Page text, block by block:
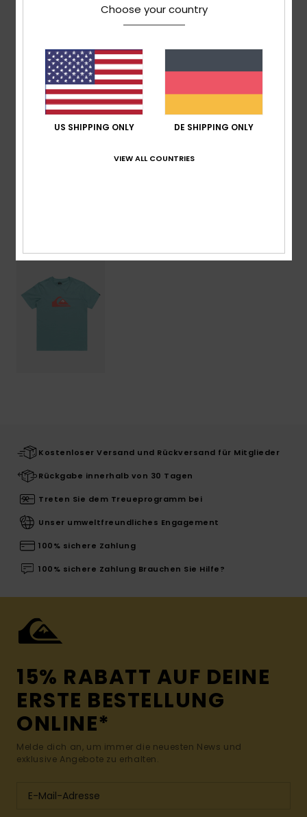
Hals:Rundhalsausschnitt
Logo:Quiksilver-Logodruck auf der Brust
Gewebtes Quiksilver Label am Ärmel
Zusammensetzung100 % Baumwolle
Kostenloser Versand und Rückversand für Mitglieder
Rückgabe innerhalb von 30 Tagen
Treten Sie dem Treueprogramm bei
Unser umweltfreundliches Engagement
100% sichere Zahlung
100% sichere Zahlung Brauchen Sie Hilfe?
15% RABATT AUF DEINE
ERSTE BESTELLUNG
ONLINE*
Melde dich an, um immer die neuesten News und
exklusive Angebote zu erhalten.
Choose your country
US SHIPPING ONLY DE SHIPPING ONLY
VIEW ALL COUNTRIES